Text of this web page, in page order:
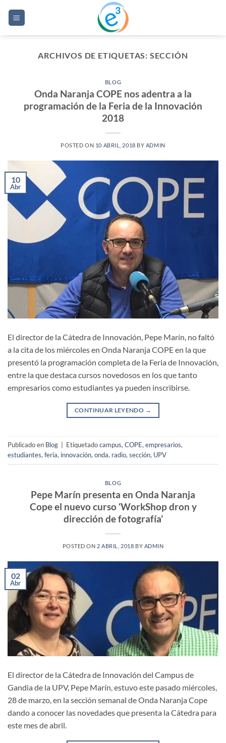
ARCHIVOS DE ETIQUETAS: SECCIÓN
BLOG
Onda Naranja COPE nos adentra a la
programación de la Feria de la Innovación
2018
POSTED ON 10 ABRIL, 2018 BY ADMIN
10
Abr
El director de la Cátedra de Innovación, Pepe Marín, no faltó
a la cita de los miércoles en Onda Naranja COPE en la que
presentó la programación completa de la Feria de Innovación,
entre la que destaca cursos novedosos en los que tanto
empresarios como estudiantes ya pueden inscribirse.
CONTINUAR LEYENDO →
Publicado en Blog Etiquetadocampus,COPE,empresarios,
estudiantes,feria, innovación,onda, radio,sección, UPV
BLOG
Pepe Marín presenta en Onda Naranja
Cope el nuevo curso ‘WorkShop dron y
dirección de fotografía’
POSTED ON 2 ABRIL, 2018 BY ADMIN
02
Abr
El director de la Cátedra de Innovación del Campus de
Gandia de la UPV, Pepe Marín, estuvo este pasado miércoles,
28 de marzo, en la sección semanal de Onda Naranja Cope
dando a conocer las novedades que presenta la Cátedra para
este mes de abril.